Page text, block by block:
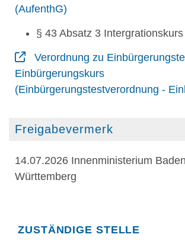
(AufenthG)
§ 43 Absatz 3 Intergrationskurs
Verordnung zu
Einbürgerungskurs
(Einbürgerungstestverordnung -
Freigabevermerk
14.07.2026 Innenministerium
Württemberg
Randspalte
ZUSTÄNDIGE STELLE